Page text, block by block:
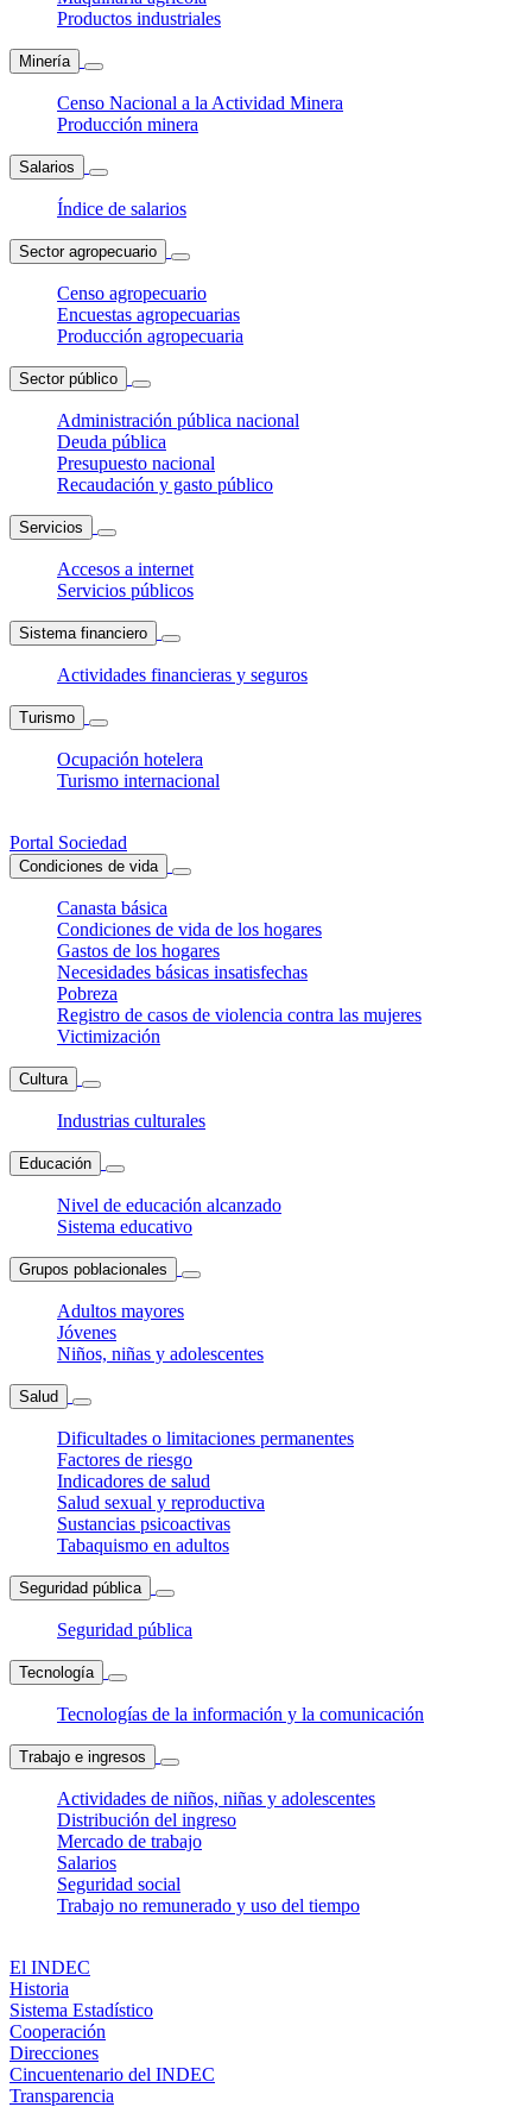
Productos industriales
Minería
Censo Nacional a la Actividad Minera
Producción minera
Salarios
Índice de salarios
Sector agropecuario
Censo agropecuario
Encuestas agropecuarias
Producción agropecuaria
Sector público
Administración pública nacional
Deuda pública
Presupuesto nacional
Recaudación y gasto público
Servicios
Accesos a internet
Servicios públicos
Sistema financiero
Actividades financieras y seguros
Turismo
Ocupación hotelera
Turismo internacional
Portal Sociedad
Condiciones de vida
Canasta básica
Condiciones de vida de los hogares
Gastos de los hogares
Necesidades básicas insatisfechas
Pobreza
Registro de casos de violencia contra las mujeres
Victimización
Cultura
Industrias culturales
Educación
Nivel de educación alcanzado
Sistema educativo
Grupos poblacionales
Adultos mayores
Jóvenes
Niños, niñas y adolescentes
Salud
Dificultades o limitaciones permanentes
Factores de riesgo
Indicadores de salud
Salud sexual y reproductiva
Sustancias psicoactivas
Tabaquismo en adultos
Seguridad pública
Seguridad pública
Tecnología
Tecnologías de la información y la comunicación
Trabajo e ingresos
Actividades de niños, niñas y adolescentes
Distribución del ingreso
Mercado de trabajo
Salarios
Seguridad social
Trabajo no remunerado y uso del tiempo
El INDEC
Historia
Sistema Estadístico
Cooperación
Direcciones
Cincuentenario del INDEC
Transparencia